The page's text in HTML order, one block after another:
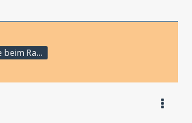
hört Hörspiele beim Rasenmähen